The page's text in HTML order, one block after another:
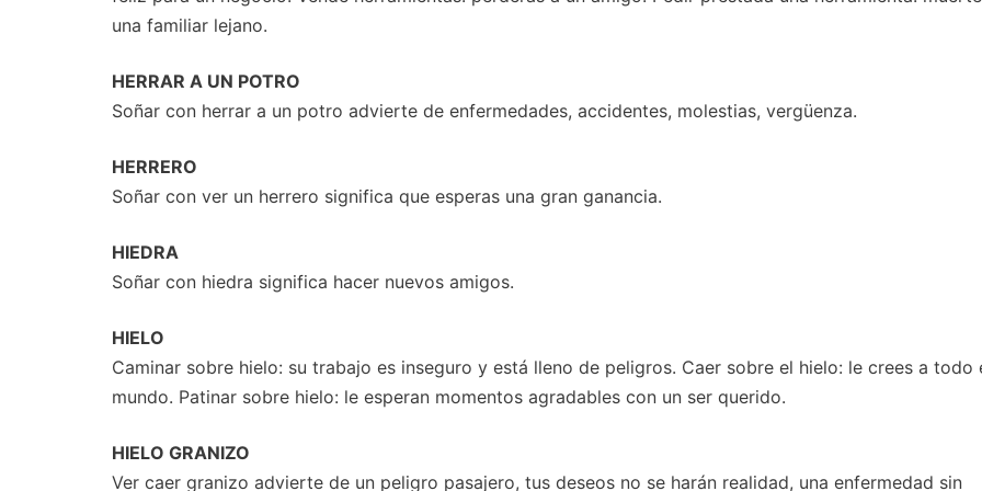
una familiar lejano.
HERRAR A UN POTRO
Soñar con herrar a un potro advierte de enfermedades, accidentes, molestias, vergüenza.
HERRERO
Soñar con ver un herrero significa que esperas una gran ganancia.
HIEDRA
Soñar con hiedra significa hacer nuevos amigos.
HIELO
Caminar sobre hielo: su trabajo es inseguro y está lleno de peligros. Caer sobre el hielo: le crees a todo
mundo. Patinar sobre hielo: le esperan momentos agradables con un ser querido.
HIELO GRANIZO
Ver caer granizo advierte de un peligro pasajero, tus deseos no se harán realidad, una enfermedad sin